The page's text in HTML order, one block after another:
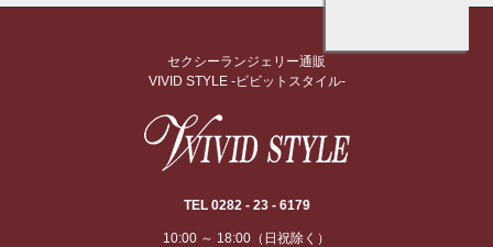
セクシーランジェリー通販
VIVID STYLE -ビビットスタイル-
TEL 0282 - 23 - 6179
10:00 ～ 18:00（日祝除く）